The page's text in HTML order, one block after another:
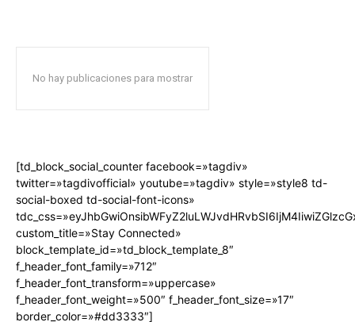
No hay publicaciones para mostrar
[td_block_social_counter facebook=»tagdiv»
twitter=»tagdivofficial» youtube=»tagdiv» style=»style8 td-
social-boxed td-social-font-icons»
custom_title=»Stay Connected»
block_template_id=»td_block_template_8″
f_header_font_family=»712″
f_header_font_transform=»uppercase»
f_header_font_weight=»500″ f_header_font_size=»17″
border_color=»#dd3333″]